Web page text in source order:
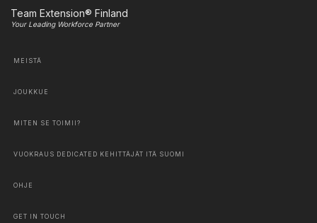
Team Extension® Finland
Your Leading Workforce Partner
MEISTÄ
JOUKKUE
MITEN SE TOIMII?
VUOKRAUS DEDICATED KEHITTÄJÄT ITÄ SUOMI
OHJE
GET IN TOUCH